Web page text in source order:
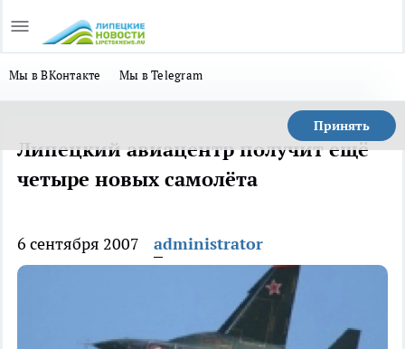
Мы в ВКонтакте Мы в Telegram
Принять
Липецкий авиацентр получит ещё
четыре новых самолёта
6 сентября 2007 administrator